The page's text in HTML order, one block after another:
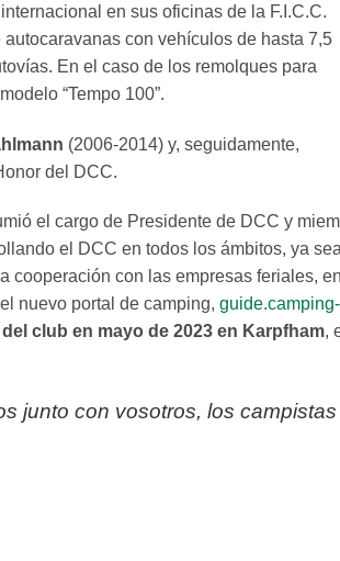
en sus oficinas de la F.I.C.C.
con vehículos de hasta 7,5
En el caso de los remolques para
“Tempo 100”.
(2006-2014) y, seguidamente,
del DCC.
el cargo de Presidente de DCC y
el DCC en todos los ámbitos, ya sea
cooperación con las empresas feriales,
nuevo portal de camping, guide.camping-
club en mayo de 2023 en Karpfham,
junto con vosotros, los campistas